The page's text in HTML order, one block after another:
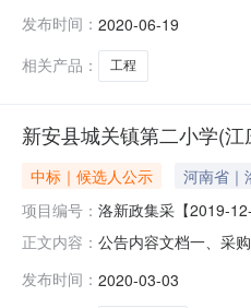
学地址：新安县城关
发布时间： 2020-06-19
相关产品：
工程
新安县城关镇第二小学(
中标｜候选人公示 河南省｜
项目编号： 洛新政集采【2019-12-
正文内容： 公告内容文档一、采
点：新安县城关镇第
发布时间： 2020-03-03